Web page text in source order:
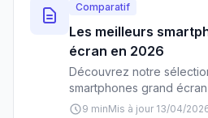
Comparatif
Les meilleurs
écran en 2026
Découvrez notre
smartphones grand
Plus, Galaxy S26 Ultra,
9 minMis à jour 13/04/